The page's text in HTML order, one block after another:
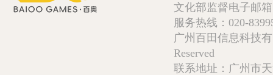
文化部监督电子邮
服务热线：020-
广州百田信息科技
Reserved
联系地址：广州市